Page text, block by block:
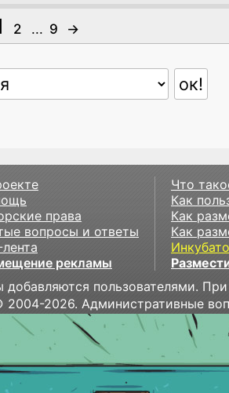
2 ... 9 →
права
вопросы и ответы
лента
рекламы
Что
Как
Как
Как
добавляются пользователями.
2004-2026. Административные